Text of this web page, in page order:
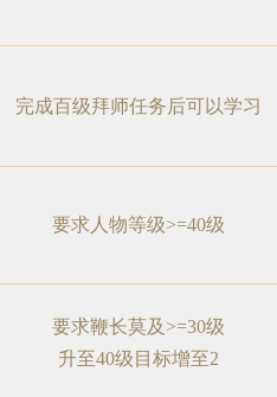
完成百级拜师任务后可以学习
要求人物等级>=40级
要求鞭长莫及>=30级
升至40级目标增至2